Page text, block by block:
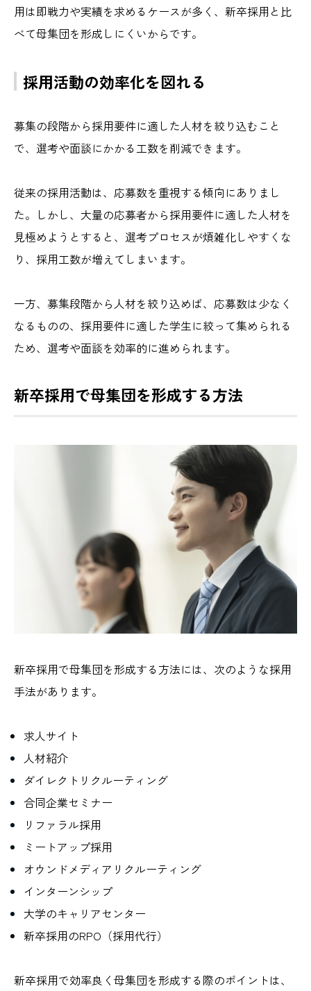
用は即戦力や実績を求めるケースが多く、新卒採用と比
べて母集団を形成しにくいからです。
採用活動の効率化を図れる
募集の段階から採用要件に適した人材を絞り込むこと
で、選考や面談にかかる工数を削減できます。
従来の採用活動は、応募数を重視する傾向にありまし
た。しかし、大量の応募者から採用要件に適した人材を
見極めようとすると、選考プロセスが煩雑化しやすくな
り、採用工数が増えてしまいます。
一方、募集段階から人材を絞り込めば、応募数は少なく
なるものの、採用要件に適した学生に絞って集められる
ため、選考や面談を効率的に進められます。
新卒採用で母集団を形成する方法
新卒採用で母集団を形成する方法には、次のような採用
手法があります。
求人サイト
人材紹介
ダイレクトリクルーティング
合同企業セミナー
リファラル採用
ミートアップ採用
オウンドメディアリクルーティング
インターンシップ
大学のキャリアセンター
新卒採用のRPO（採用代行）
新卒採用で効率良く母集団を形成する際のポイントは、